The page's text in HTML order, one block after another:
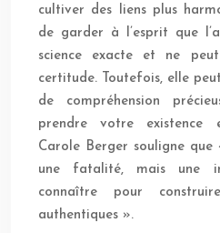
cultiver des liens plus
de garder à l’esprit que
science exacte et ne
certitude. Toutefois, elle
de compréhension
prendre votre existence
Carole Berger souligne que
une fatalité, mais une
connaître pour
authentiques ».